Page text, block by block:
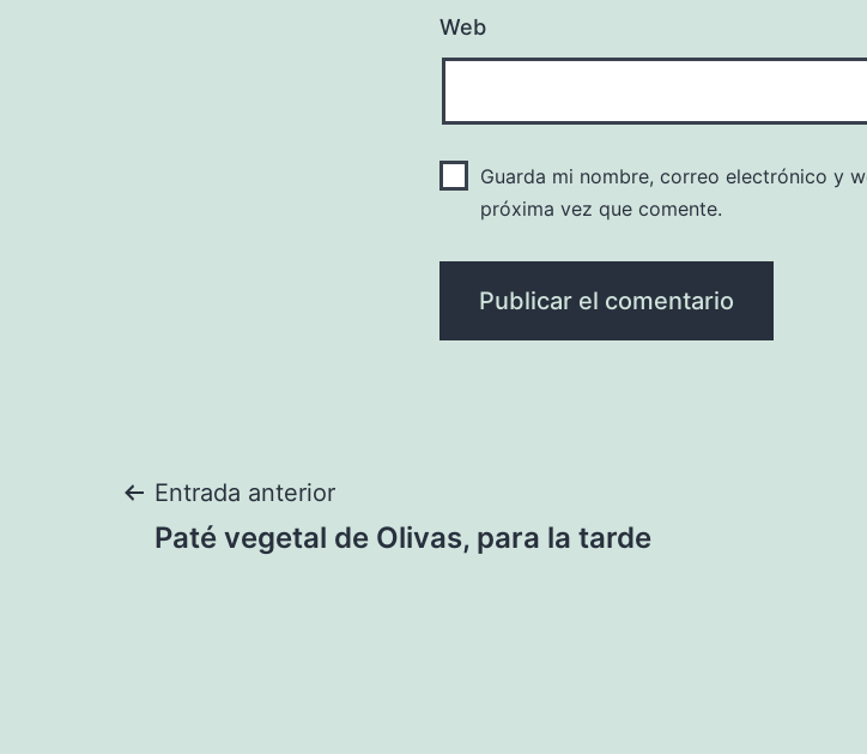
Web
Guarda mi nombre, correo electrónico y
próxima vez que comente.
Navegación
Entrada anterior
Paté vegetal de Olivas, para la tarde